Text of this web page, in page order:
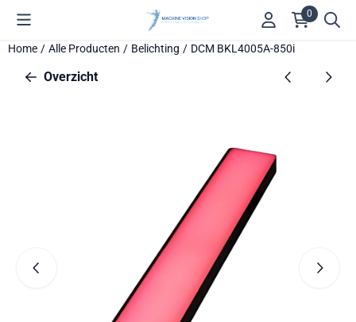
Cookievoorkeuren zijn beschikbaar. Kies instellingen of sta alle
0
Home / Alle Producten / Belichting / DCM BKL4005A-850i
Overzicht